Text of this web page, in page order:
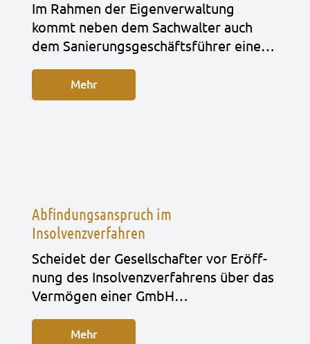
Im Rah­men der Eigen­ver­wal­tung
kommt neben dem Sach­wal­ter auch
dem Sanie­rungs­ge­schäfts­füh­rer eine…
Mehr
Abfindungsanspruch im
Insolvenzverfahren
Schei­det der Gesell­schaf­ter vor Eröff­
nung des Insol­venz­ver­fah­rens über das
Ver­mö­gen einer GmbH…
Mehr